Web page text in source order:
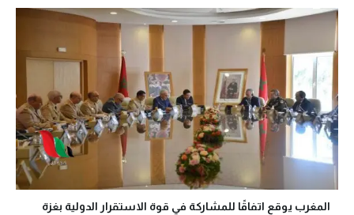
المغرب يوقع اتفاقًا للمشاركة في قوة الاستقرار الدولية بغزة